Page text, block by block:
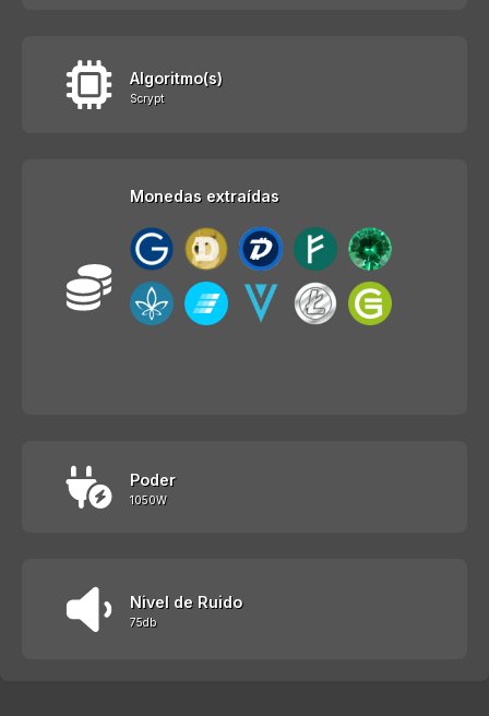
Algoritmo(s)
Scrypt
Monedas extraídas
Poder
1050W
Nivel de Ruido
75db